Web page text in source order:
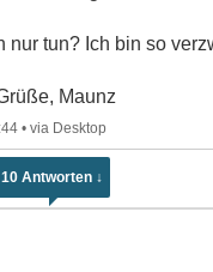
nur tun? Ich bin so
Maunz
•
10 Antworten ↓